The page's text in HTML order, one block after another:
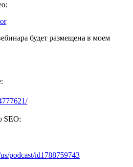
будет размещена в моем
SEO:
podcast/id1788759743